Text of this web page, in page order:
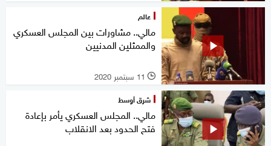
عالم
مالي.. مشاورات بين المجلس العسكري
والممثلين المدنيين
l 11 سبتمبر 2020
شرق أوسط
مالي.. المجلس العسكري يأمر بإعادة
فتح الحدود بعد الانقلاب